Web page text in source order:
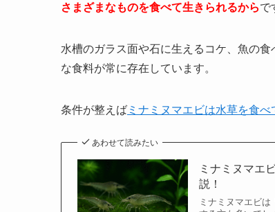
さまざまなものを食べて生きられるからで
水槽のガラス面や石に生えるコケ、魚の
な食料が常に存在しています。
条件が整えば ミナミヌマエビは水草を食べ
あわせて読みたい
ミナミヌマエ
説！
ミナミヌマエビ